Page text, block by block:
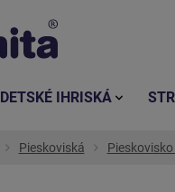
Pieskoviská Pieskovisko
DETSKÉ IHRISKÁ